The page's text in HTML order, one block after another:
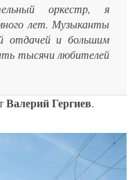
оркестр, я
лет. Музыканты
отдачей и большим
тысячи любителей
Валерий Гергиев.